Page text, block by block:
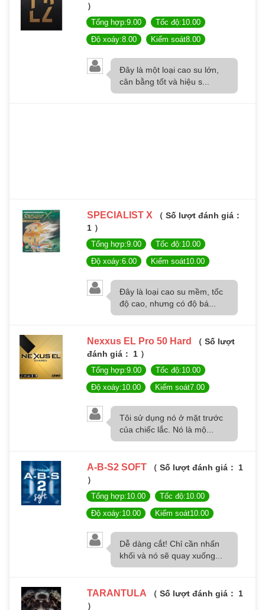
）
Tổng hợp:9.00
Tốc độ:10.00
Độ xoáy:8.00
Kiểm soát8.00
Đây là một loại cao su lớn,
cân bằng tốt và hiệu s...
SPECIALIST X （ Số lượt đánh giá：
1 ）
Tổng hợp:9.00
Tốc độ:10.00
Độ xoáy:6.00
Kiểm soát10.00
Đây là loại cao su mềm, tốc
độ cao, nhưng có độ bá...
Nexxus EL Pro 50 Hard
（ Số lượt
đánh giá： 1 ）
Tổng hợp:9.00
Tốc độ:10.00
Độ xoáy:10.00
Kiểm soát7.00
Tôi sử dụng nó ở mặt trước
của chiếc lắc. Nó là mộ...
A-B-S2 SOFT （ Số lượt đánh giá： 1
）
Tổng hợp:10.00
Tốc độ:10.00
Độ xoáy:10.00
Kiểm soát10.00
Dễ dàng cắt! Chỉ cần nhấn
khối và nó sẽ quay xuống...
TARANTULA （ Số lượt đánh giá： 1
）